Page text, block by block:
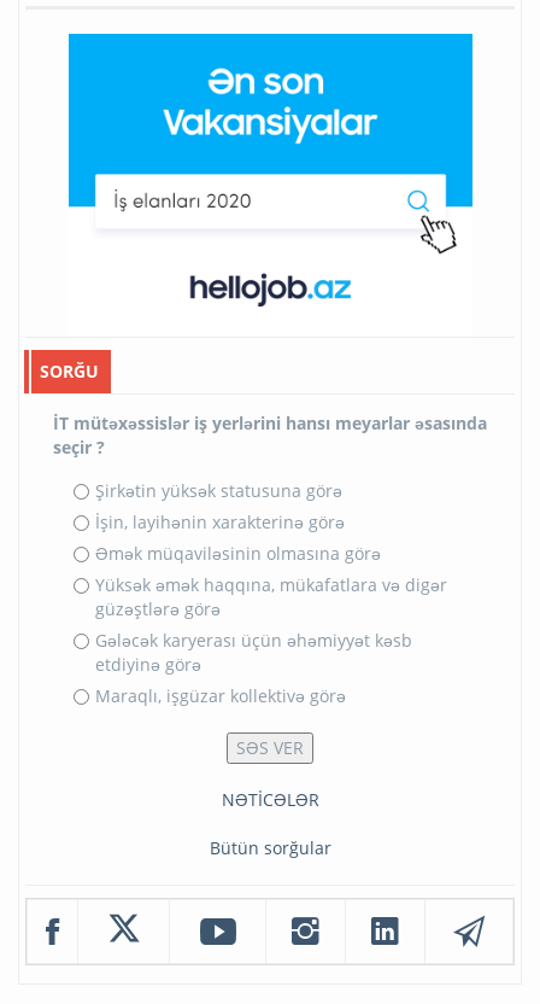
SORĞU
İT mütəxəssislər iş yerlərini hansı meyarlar əsasında
seçir ?
Şirkətin yüksək statusuna görə
İşin, layihənin xarakterinə görə
Əmək müqaviləsinin olmasına görə
Yüksək əmək haqqına, mükafatlara və digər
güzəştlərə görə
Gələcək karyerası üçün əhəmiyyət kəsb
etdiyinə görə
Maraqlı, işgüzar kollektivə görə
NƏTİCƏLƏR
Bütün sorğular